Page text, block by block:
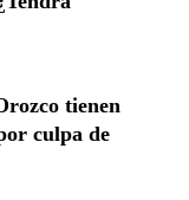
tienen
culpa de